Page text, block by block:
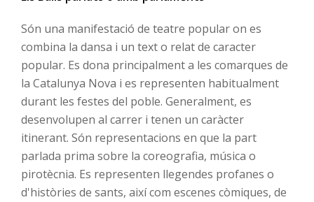
Són una manifestació de teatre popular on es
combina la dansa i un text o relat de caracter
popular. Es dona principalment a les comarques de
la Catalunya Nova i es representen habitualment
durant les festes del poble. Generalment, es
desenvolupen al carrer i tenen un caràcter
itinerant. Són representacions en que la part
parlada prima sobre la coreografia, música o
pirotècnia. Es representen llegendes profanes o
d'històries de sants, així com escenes còmiques, de